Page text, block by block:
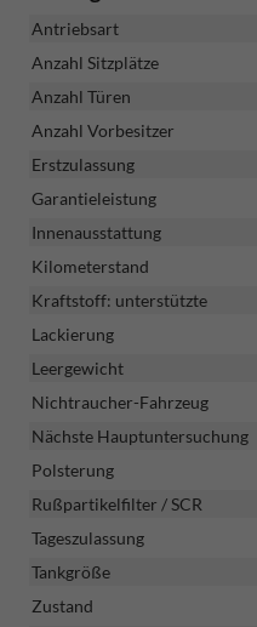
Antriebsart
Anzahl Sitzplätze
Anzahl Türen
Anzahl Vorbesitzer
Erstzulassung
Garantieleistung
Innenausstattung
Kilometerstand
Kraftstoff: unterstützte
Lackierung
Leergewicht
Nichtraucher-Fahrzeug
Nächste Hauptuntersuchung
Polsterung
Rußpartikelfilter / SCR
Tageszulassung
Tankgröße
Zustand